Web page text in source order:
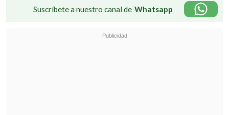
Suscríbete a nuestro canal de Whatsapp